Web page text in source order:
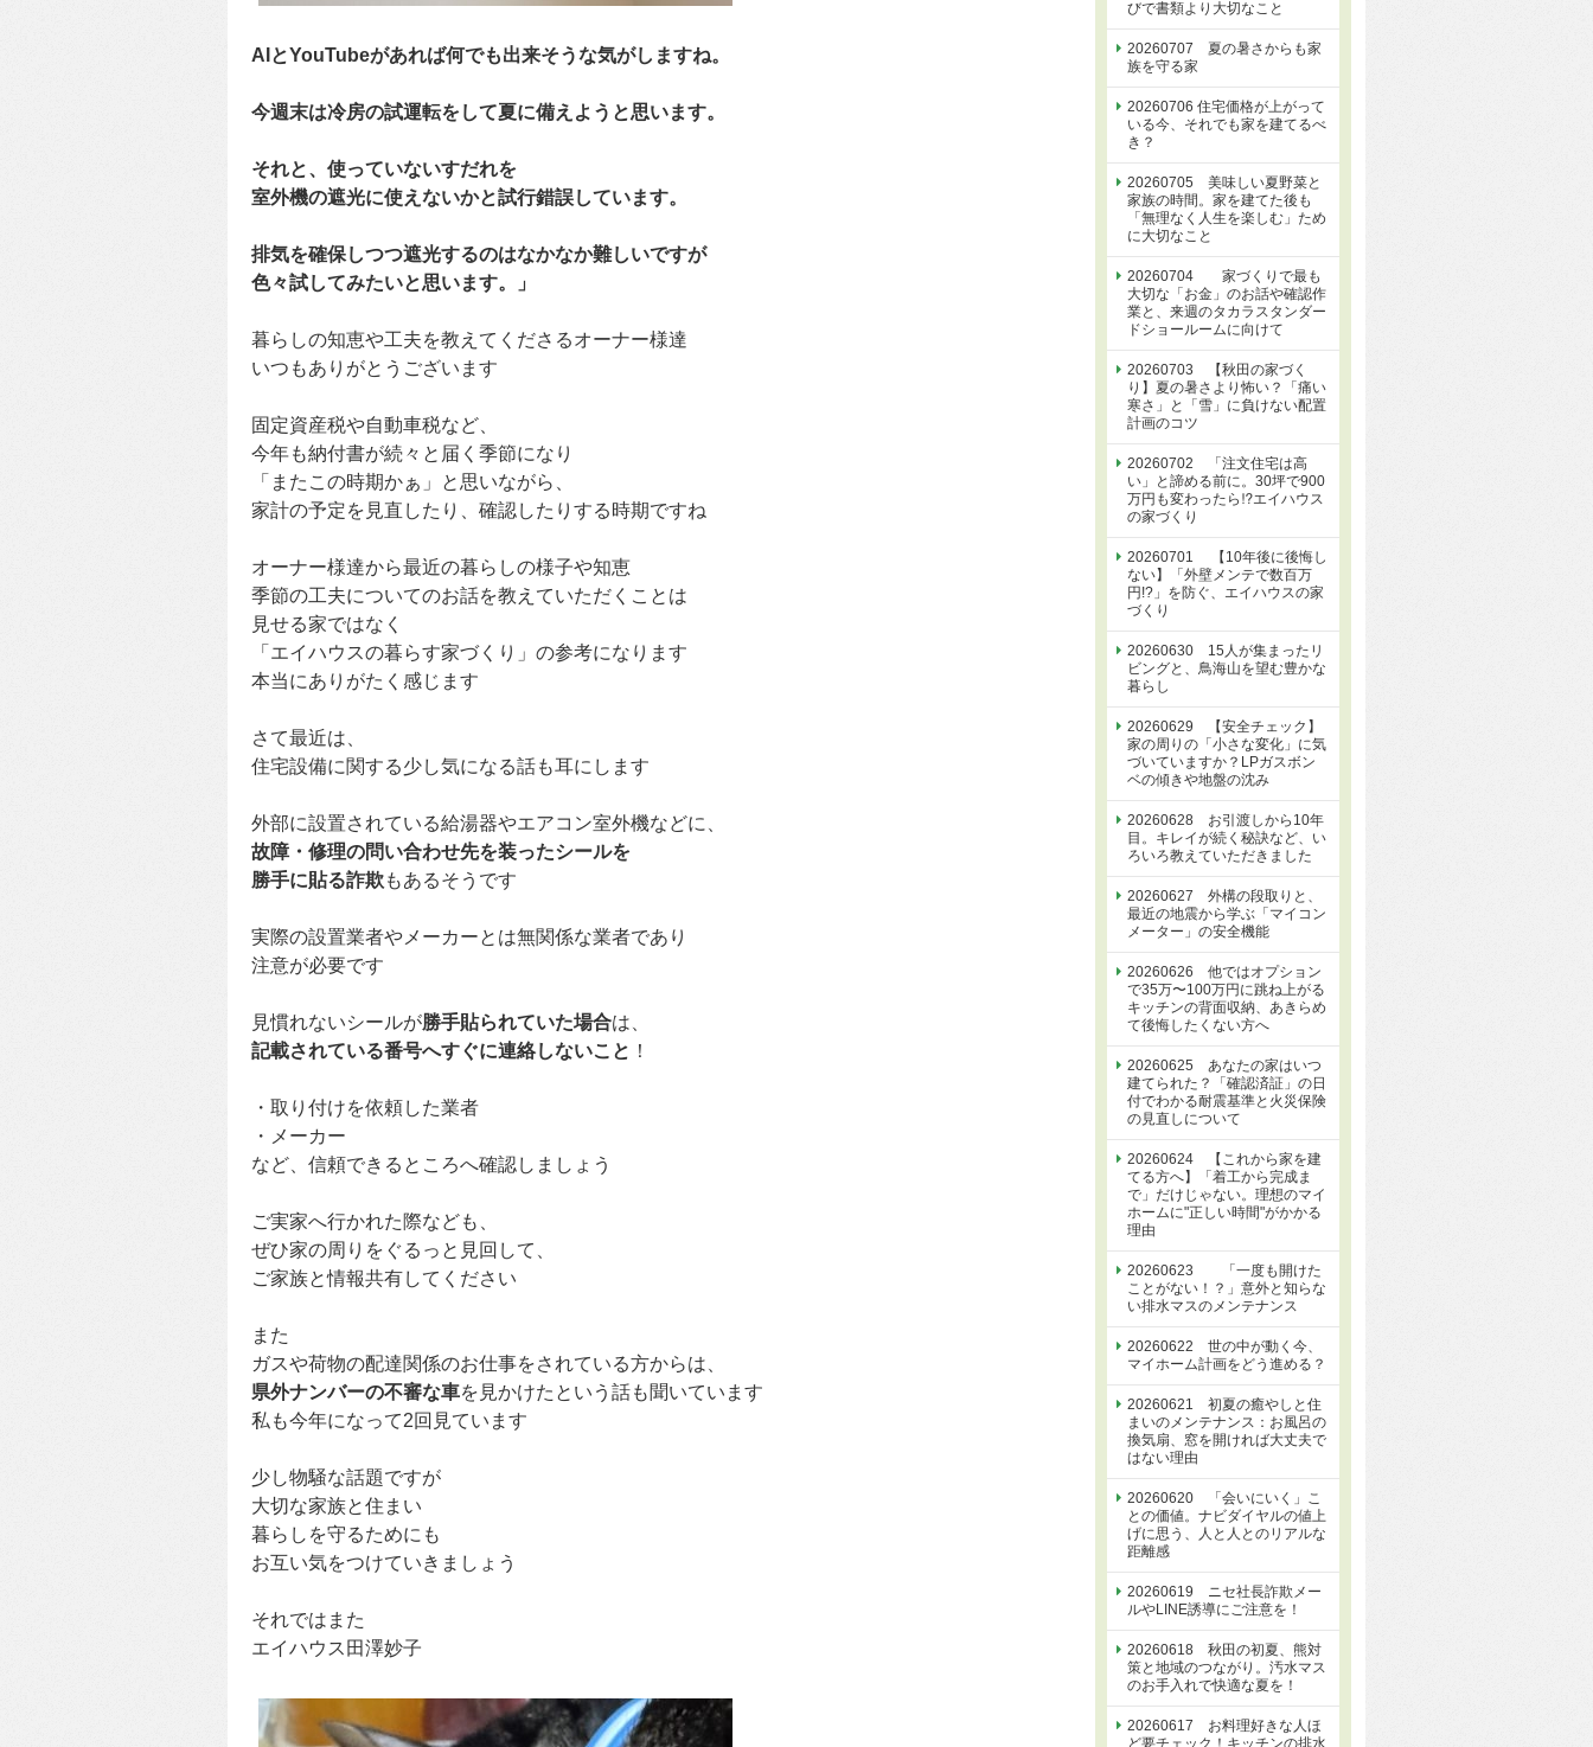
AIとYouTubeがあれば何でも出来そうな気がしますね。
今週末は冷房の試運転をして夏に備えようと思います。
それと、使っていないすだれを
室外機の遮光に使えないかと試行錯誤しています。
排気を確保しつつ遮光するのはなかなか難しいですが
色々試してみたいと思います。」
暮らしの知恵や工夫を教えてくださるオーナー様達
いつもありがとうございます
固定資産税や自動車税など、
今年も納付書が続々と届く季節になり
「またこの時期かぁ」と思いながら、
家計の予定を見直したり、確認したりする時期ですね
オーナー様達から最近の暮らしの様子や知恵
季節の工夫についてのお話を教えていただくことは
見せる家ではなく
「エイハウスの暮らす家づくり」の参考になります
本当にありがたく感じます
さて最近は、
住宅設備に関する少し気になる話も耳にします
外部に設置されている給湯器やエアコン室外機などに、
故障・修理の問い合わせ先を装ったシールを
勝手に貼る詐欺もあるそうです
実際の設置業者やメーカーとは無関係な業者であり
注意が必要です
見慣れないシールが勝手貼られていた場合は、
記載されている番号へすぐに連絡しないこと ！
・取り付けを依頼した業者
・メーカー
など、信頼できるところへ確認しましょう
ご実家へ行かれた際なども、
ぜひ家の周りをぐるっと見回して、
ご家族と情報共有してください
また
ガスや荷物の配達関係のお仕事をされている方からは、
県外ナンバーの不審な車を見かけたという話も聞いています
私も今年になって2回見ています
少し物騒な話題ですが
大切な家族と住まい
暮らしを守るためにも
お互い気をつけていきましょう
それではまた
エイハウス田澤妙子
びで書類より大切なこと
20260707 夏の暑さからも家
族を守る家
20260706 住宅価格が上がって
いる今、それでも家を建てるべ
き？
20260705 美味しい夏野菜と
家族の時間。家を建てた後も
「無理なく人生を楽しむ」ため
に大切なこと
20260704 家づくりで最も
大切な「お金」のお話や確認作
業と、来週のタカラスタンダー
ドショールームに向けて
20260703 【秋田の家づく
り】夏の暑さより怖い？「痛い
寒さ」と「雪」に負けない配置
計画のコツ
20260702 「注文住宅は高
い」と諦める前に。30坪で900
万円も変わったら⁉エイハウス
の家づくり
20260701 【10年後に後悔し
ない】「外壁メンテで数百万
円!?」を防ぐ、エイハウスの家
づくり
20260630 15人が集まったリ
ビングと、鳥海山を望む豊かな
暮らし
20260629 【安全チェック】
家の周りの「小さな変化」に気
づいていますか？LPガスボン
ベの傾きや地盤の沈み
20260628 お引渡しから10年
目。キレイが続く秘訣など、い
ろいろ教えていただきました
20260627 外構の段取りと、
最近の地震から学ぶ「マイコン
メーター」の安全機能
20260626 他ではオプション
で35万〜100万円に跳ね上がる
キッチンの背面収納、あきらめ
て後悔したくない方へ
20260625 あなたの家はいつ
建てられた？「確認済証」の日
付でわかる耐震基準と火災保険
の見直しについて
20260624 【これから家を建
てる方へ】「着工から完成ま
で」だけじゃない。理想のマイ
ホームに"正しい時間"がかかる
理由
20260623 「一度も開けた
ことがない！？」意外と知らな
い排水マスのメンテナンス
20260622 世の中が動く今、
マイホーム計画をどう進める？
20260621 初夏の癒やしと住
まいのメンテナンス：お風呂の
換気扇、窓を開ければ大丈夫で
はない理由
20260620 「会いにいく」こ
との価値。ナビダイヤルの値上
げに思う、人と人とのリアルな
距離感
20260619 ニセ社長詐欺メー
ルやLINE誘導にご注意を！
20260618 秋田の初夏、熊対
策と地域のつながり。汚水マス
のお手入れで快適な夏を！
20260617 お料理好きな人ほ
ど要チェック！キッチンの排水